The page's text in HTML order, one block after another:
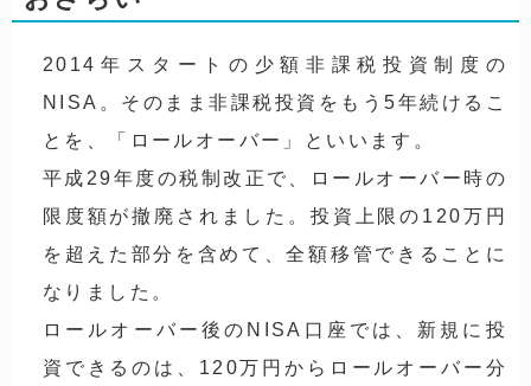
2014年スタートの少額非課税投資制度の
NISA。そのまま非課税投資をもう5年続けるこ
とを、「ロールオーバー」といいます。
平成29年度の税制改正で、ロールオーバー時の
限度額が撤廃されました。投資上限の120万円
を超えた部分を含めて、全額移管できることに
なりました。
ロールオーバー後のNISA口座では、新規に投
資できるのは、120万円からロールオーバー分